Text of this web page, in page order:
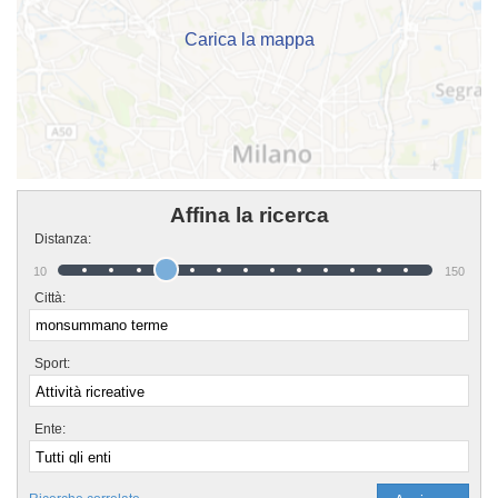
presente nella pagina.
Carica la mappa
Affina la ricerca
Distanza:
10 150
Città:
Sport:
Ente: